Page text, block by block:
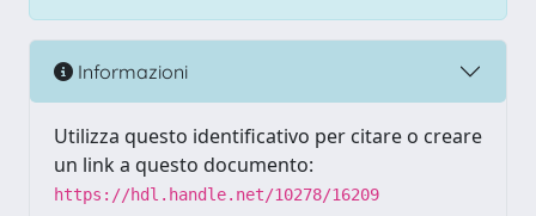
Informazioni
Utilizza questo identificativo per citare o creare
un link a questo documento:
https://hdl.handle.net/10278/16209